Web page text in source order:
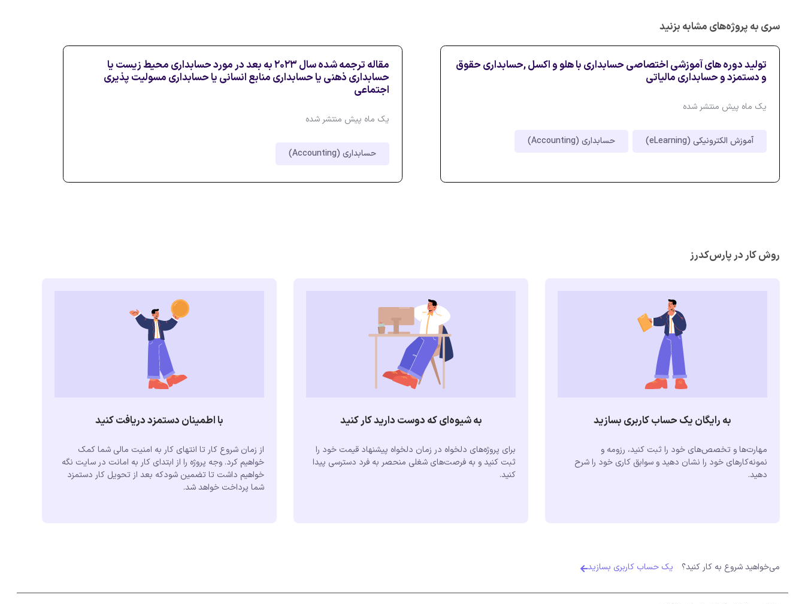
سری به پروژه‌های مشابه بزنید
تولید دوره های آموزشی اختصاصی حسابداری با هلو و اکسل ,حسابداری حقوق
و دستمزد و حسابداری مالیاتی
یک ماه پیش منتشر شده
آموزش الکترونیکی (eLearning) حسابداری (Accounting)
مقاله ترجمه شده سال ۲۰۲۳ به بعد در مورد حسابداری محیط زیست یا
حسابداری ذهنی یا حسابداری منابع انسانی یا حسابداری مسولیت پذیری
اجتماعی
یک ماه پیش منتشر شده
حسابداری (Accounting)
روش کار در پارس‌کدرز
به رایگان یک حساب کاربری بسازید
مهارت‌ها و تخصص‌های خود را ثبت کنید، رزومه و
نمونه‌کارهای خود را نشان دهید و سوابق کاری خود را شرح
دهید.
به شیوه‌ای که دوست دارید کار کنید
برای پروژه‌های دلخواه در زمان دلخواه پیشنهاد قیمت خود را
ثبت کنید و به فرصت‌های شغلی منحصر به فرد دسترسی پیدا
کنید.
با اطمینان دستمزد دریافت کنید
از زمان شروع کار تا انتهای کار به امنیت مالی شما کمک
خواهیم کرد. وجه پروژه را از ابتدای کار به امانت در سایت نگه
خواهیم داشت تا تضمین شودکه بعد از تحویل کار دستمزد
شما پرداخت خواهد شد.
می‌خواهید شروع به کار کنید؟ یک حساب کاربری بسازید